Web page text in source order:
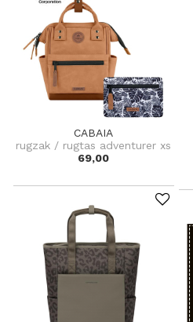
CABAIA
rugzak / rugtas adventurer xs
69,00